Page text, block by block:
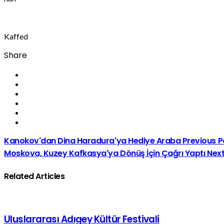
Kaffed
Share
Kanokov'dan Dina Haradura'ya Hediye ArabaPrevious
Moskova, Kuzey Kafkasya'ya Dönüş İçin Çağrı Yaptı
Related Articles
Uluslararası Adıgey Kültür Festivali